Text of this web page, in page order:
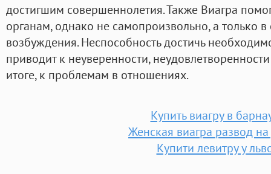
достигшим совершеннолетия. Также Виагра
органам, однако не самопроизвольно, а только в
возбуждения. Неспособность достичь
приводит к неуверенности,
итоге, к проблемам в отношениях.
Купить виагру в
Женская виагра развод на
Купити левитру у